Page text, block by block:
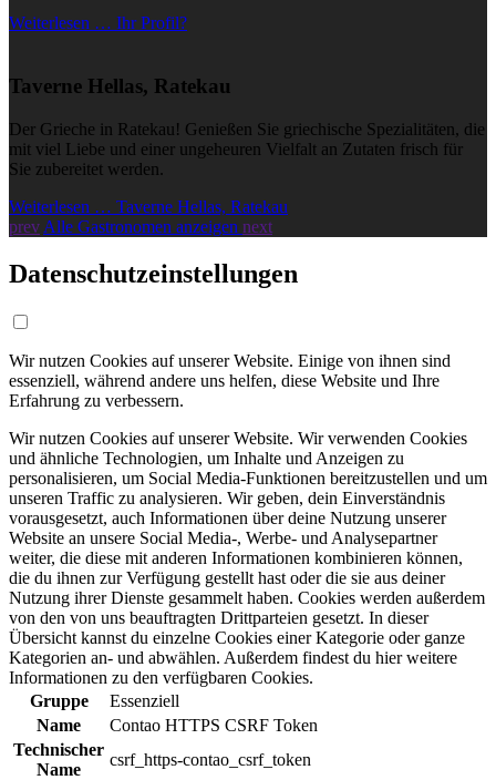
Weiterlesen … Ihr Profil?
Taverne Hellas, Ratekau
Der Grieche in Ratekau! Genießen Sie griechische Spezialitäten, die
mit viel Liebe und einer ungeheuren Vielfalt an Zutaten frisch für
Sie zubereitet werden.
Weiterlesen … Taverne Hellas, Ratekau
prev Alle Gastronomen anzeigen next
Datenschutzeinstellungen
Wir nutzen Cookies auf unserer Website. Einige von ihnen sind
essenziell, während andere uns helfen, diese Website und Ihre
Erfahrung zu verbessern.
Wir nutzen Cookies auf unserer Website. Wir verwenden Cookies
und ähnliche Technologien, um Inhalte und Anzeigen zu
personalisieren, um Social Media-Funktionen bereitzustellen und um
unseren Traffic zu analysieren. Wir geben, dein Einverständnis
vorausgesetzt, auch Informationen über deine Nutzung unserer
Website an unsere Social Media-, Werbe- und Analysepartner
weiter, die diese mit anderen Informationen kombinieren können,
die du ihnen zur Verfügung gestellt hast oder die sie aus deiner
Nutzung ihrer Dienste gesammelt haben. Cookies werden außerdem
von den von uns beauftragten Drittparteien gesetzt. In dieser
Übersicht kannst du einzelne Cookies einer Kategorie oder ganze
Kategorien an- und abwählen. Außerdem findest du hier weitere
Informationen zu den verfügbaren Cookies.
Gruppe
Essenziell
Name
Contao HTTPS CSRF Token
Technischer
Name
csrf_https-contao_csrf_token